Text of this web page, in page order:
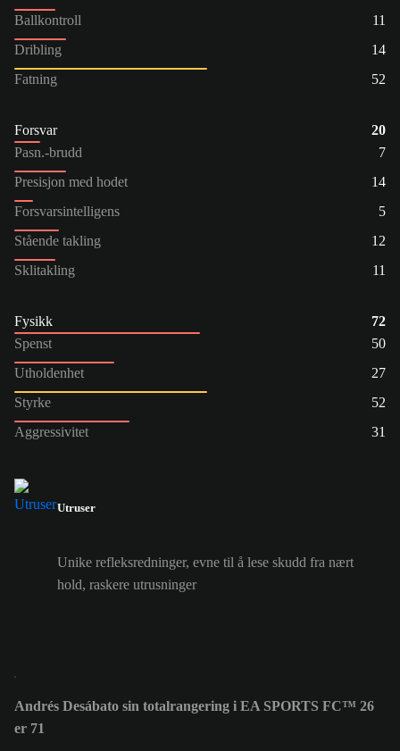
Ballkontroll
11
Dribling
14
Fatning
52
Forsvar
20
Pasn.-brudd
7
Presisjon med hodet
14
Forsvarsintelligens
5
Stående takling
12
Sklitakling
11
Fysikk
72
Spenst
50
Utholdenhet
27
Styrke
52
Aggressivitet
31
Utruser
Unike refleksredninger, evne til å lese skudd fra nært
hold, raskere utrusninger
Andrés Desábato sin totalrangering i EA SPORTS FC™ 26
er 71